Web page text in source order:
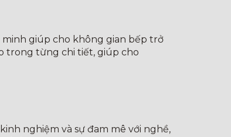
giúp cho không gian bếp trở
trong từng chi tiết, giúp cho
nghiệm và sự đam mê với nghề,